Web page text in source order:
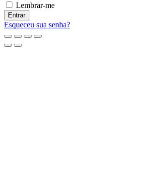
Lembrar-me
Entrar
Esqueceu sua senha?